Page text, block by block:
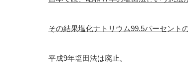
その結果塩化ナトリウム99.5パーセント
平成9年塩田法は廃止。